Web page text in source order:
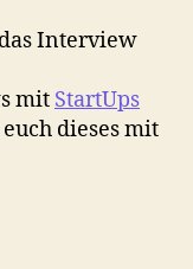
Interview
mit StartUps
dieses mit